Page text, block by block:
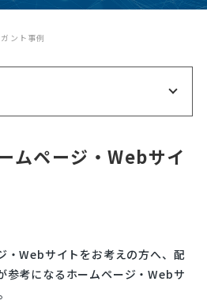
ント事例
ムページ・Webサイ
・Webサイトをお考えの方へ、配
参考になるホームページ・Webサ